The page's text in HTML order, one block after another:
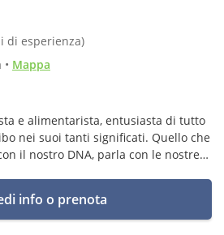
di esperienza)
• Mappa
e alimentarista, entusiasta di tutto
nei suoi tanti significati. Quello che
il nostro DNA, parla con le nostre
info o prenota